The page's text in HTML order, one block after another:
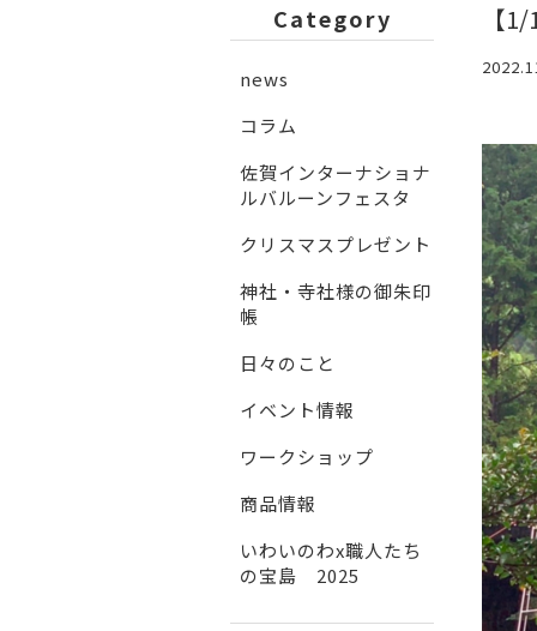
【
Category
news
コラム
佐賀インターナショナ
ルバルーンフェスタ
クリスマスプレゼント
神社・寺社様の御朱印
帳
日々のこと
イベント情報
ワークショップ
商品情報
いわいのわx職人たち
の宝島 2025